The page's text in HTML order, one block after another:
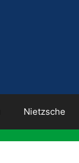
Nietzsche